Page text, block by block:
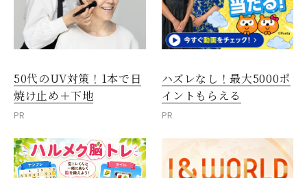
50代のUV対策！1本で日
焼け止め＋下地
PR
ハズレなし！最大5000ポ
イントもらえる
PR